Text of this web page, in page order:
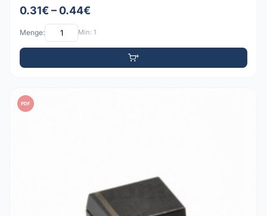
0.31€ – 0.44€
Menge: Min: 1
PDF